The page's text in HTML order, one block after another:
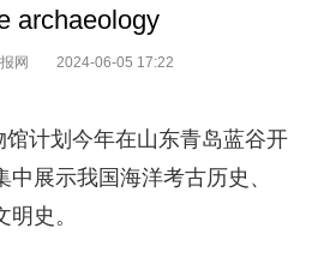
archaeology
网 2024-06-05 17:22
馆计划今年在山东青岛蓝谷开
展示我国海洋考古历史、
史。